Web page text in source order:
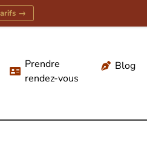
→

Prendre
rendez-vous
 Blog